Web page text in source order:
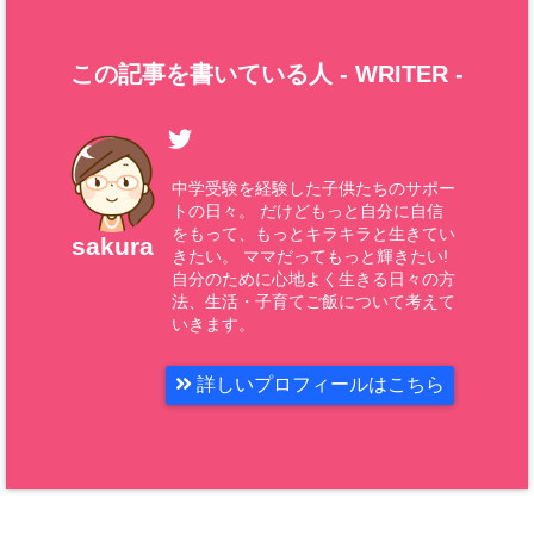
この記事を書いている人 - WRITER -
sakura
中学受験を経験した子供たちのサポー
トの日々。 だけどもっと自分に自信
をもって、もっとキラキラと生きてい
きたい。 ママだってもっと輝きたい!
自分のために心地よく生きる日々の方
法、生活・子育てご飯について考えて
いきます。
詳しいプロフィールはこちら